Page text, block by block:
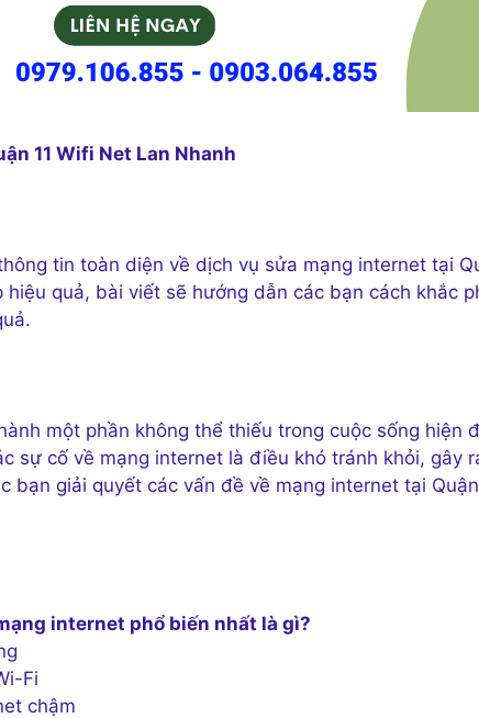
11 Wifi Net Lan Nhanh
tin toàn diện về dịch vụ sửa mạng internet tại
hiệu quả, bài viết sẽ hướng dẫn các bạn cách khắc
một phần không thể thiếu trong cuộc sống hiện
sự cố về mạng internet là điều khó tránh khỏi, gây
bạn giải quyết các vấn đề về mạng internet tại
internet phổ biến nhất là gì?
Fi
chậm